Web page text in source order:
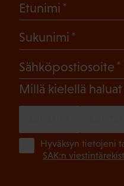
Etunimi
Sukunimi
Sähköpostiosoite
Millä kielellä
Hyväksyn tietojeni
SAK:n